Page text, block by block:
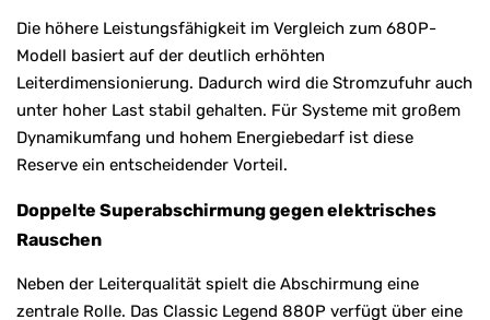
Die höhere Leistungsfähigkeit im Vergleich zum 680P-
Modell basiert auf der deutlich erhöhten
Leiterdimensionierung. Dadurch wird die Stromzufuhr auch
unter hoher Last stabil gehalten. Für Systeme mit großem
Dynamikumfang und hohem Energiebedarf ist diese
Reserve ein entscheidender Vorteil.
Doppelte Superabschirmung gegen elektrisches
Rauschen
Neben der Leiterqualität spielt die Abschirmung eine
zentrale Rolle. Das Classic Legend 880P verfügt über eine